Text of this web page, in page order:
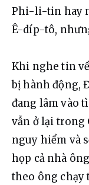
Phi-li-tin hay
Ê-díp-tô,
Khi nghe tin
bị hành động,
đang lâm vào
vẫn ở lại trong
nguy hiểm và
họp cả nhà
theo ông chạy